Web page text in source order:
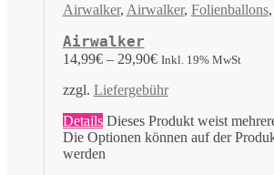
Airwalker, Airwalker, Folienballons,
Airwalker
14,99€– 29,90€ Inkl. 19% MwSt
zzgl. Liefergebühr
Details Dieses Produkt weist
Die Optionen können auf der
werden